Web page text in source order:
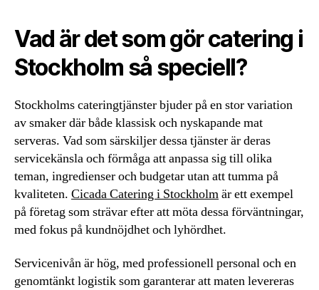
Vad är det som gör catering i
Stockholm så speciell?
Stockholms cateringtjänster bjuder på en stor variation
av smaker där både klassisk och nyskapande mat
serveras. Vad som särskiljer dessa tjänster är deras
servicekänsla och förmåga att anpassa sig till olika
teman, ingredienser och budgetar utan att tumma på
kvaliteten. Cicada Catering i Stockholmär ett exempel
på företag som strävar efter att möta dessa förväntningar,
med fokus på kundnöjdhet och lyhördhet.
Servicenivån är hög, med professionell personal och en
genomtänkt logistik som garanterar att maten levereras